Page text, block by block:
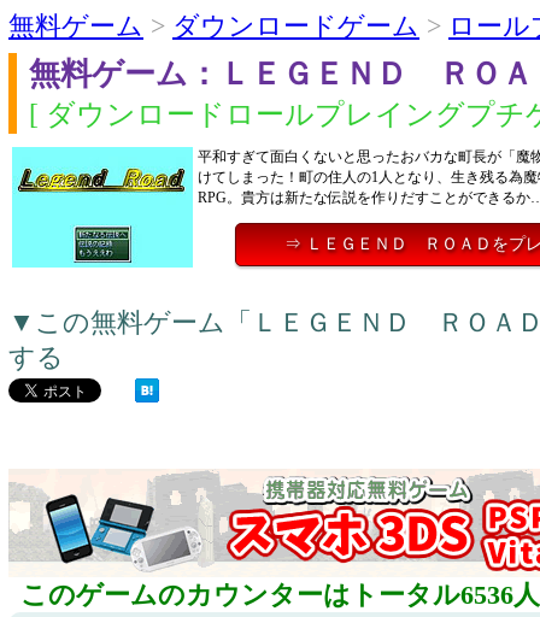
無料ゲーム > ダウンロードゲーム > ロー
無料ゲーム：ＬＥＧＥＮＤ ＲＯＡ
[ ダウンロードロールプレイングプチ
平和すぎて面白くないと思ったおバカな町長が「魔
けてしまった！町の住人の1人となり、生き残る為
RPG。貴方は新たな伝説を作りだすことができるか
⇒ ＬＥＧＥＮＤ ＲＯＡＤをプ
▼この無料ゲーム「ＬＥＧＥＮＤ ＲＯＡ
する
このゲームのカウンターはトータル6536